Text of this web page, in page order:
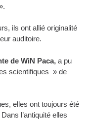
ils ont allié originalité
auditoire.
de WiN Paca, a pu
scientifiques » de
elles ont toujours été
l’antiquité elles